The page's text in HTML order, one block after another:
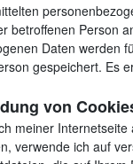
betroffenen Person
Daten werden
gespeichert. Es
von
meiner
verwende ich auf